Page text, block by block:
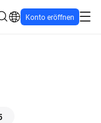
Konto eröffnen